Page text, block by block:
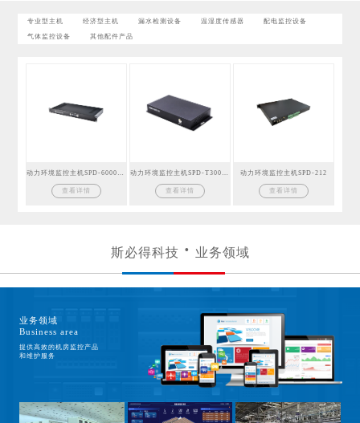
专业型主机 经济型主机 漏水检测设备 温湿度传感器 配电监控设备
气体监控设备 其他配件产品
查看详情 查看详情
动力环境监控主机SPD-212
查看详情
斯必得科技 业务领域
业务领域
Business area
提供高效的机房监控产品
和维护服务